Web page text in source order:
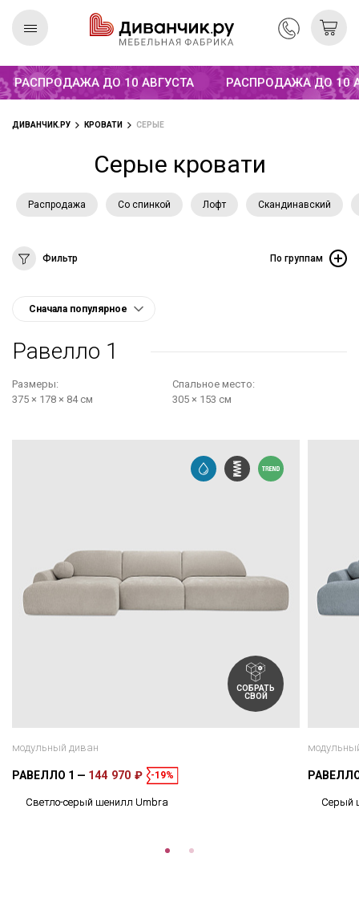
РАСПРОДАЖА ДО 10 АВГУСТА РАСПРОДАЖА ДО 10
ДИВАНЧИК.РУ КРОВАТИ СЕРЫЕ
Серые кровати
Распродажа Со спинкой Лофт Скандинавский
Фильтр По группам
Равелло 1
Размеры:
375 × 178 × 84 см
Cпальное место:
305 × 153 см
СОБРАТЬ
СВОЙ
модульный диван
РАВЕЛЛО 1 144 970 ₽ -19%
Светло-серый шенилл Umbra Cерый
Скандинавская